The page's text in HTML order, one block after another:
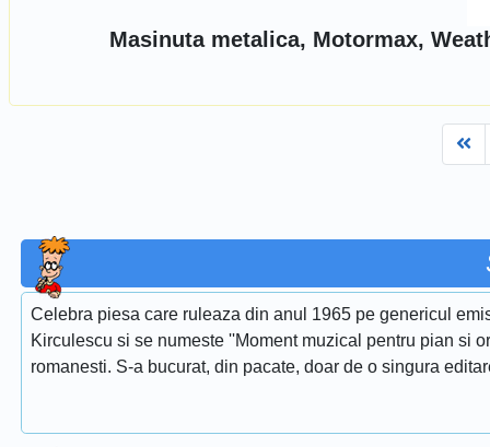
Masinuta metalica, Motormax,
Celebra piesa care ruleaza din anul 1965 pe genericul
Kirculescu si se numeste ''Moment muzical pentru pian si
romanesti. S-a bucurat, din pacate, doar de o singura